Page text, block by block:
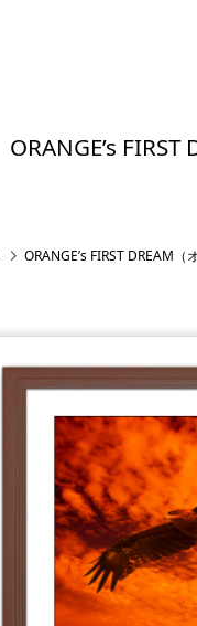
ORANGE’s
ORANGE’s FIRST DREAM